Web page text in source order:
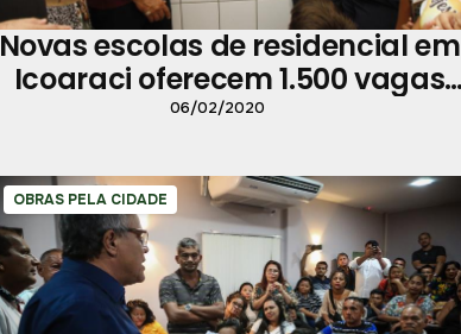
Novas escolas de residencial em
Icoaraci oferecem 1.500 vagas
para educação infantil
06/02/2020
OBRAS PELA CIDADE